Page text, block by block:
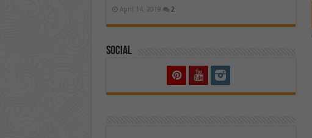
April 14, 2019 2
Social